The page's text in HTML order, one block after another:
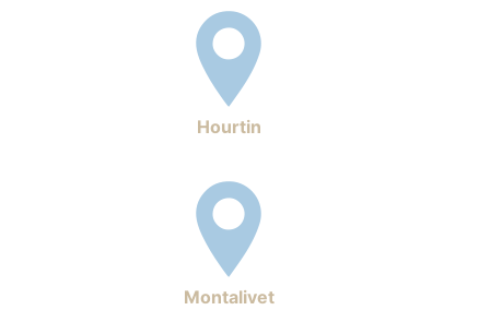
Hourtin
Montalivet